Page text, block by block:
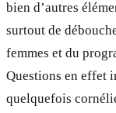
bien d’autres
surtout de
femmes et du
Questions en effet
quelquefois